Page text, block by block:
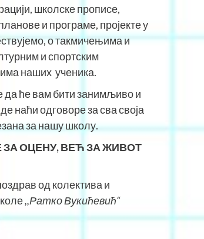
школске прописе,
и програме, пројекте у
о такмичењима и
и спортским
наших ученика.
да ће вам бити занимљиво и
наћи одговоре за сва своја
за нашу школу.
ЗА ОЦЕНУ, ВЕЋ ЗА ЖИВОТ
од колектива и
,,Ратко Вукићевић“